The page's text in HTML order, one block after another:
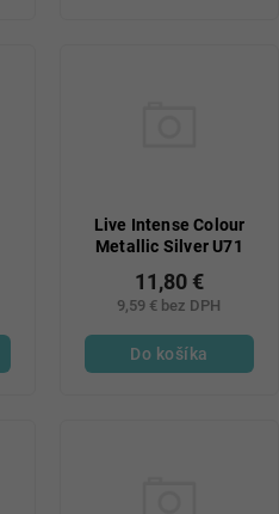
Live Intense Colour
Metallic Silver U71
9,59 € bez DPH
11,80 €
Do košíka